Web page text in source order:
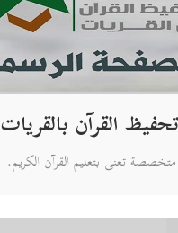
القرآن بالقريات
تعنى بتعليم القرآن الكريم.